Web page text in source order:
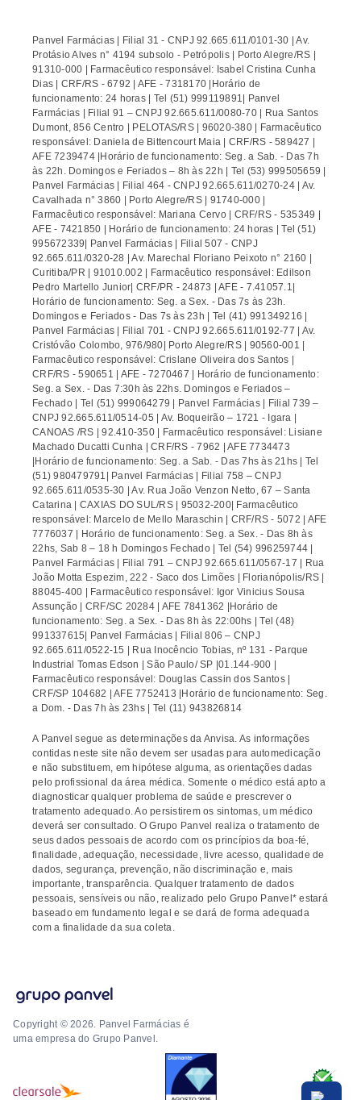
Panvel Farmácias | Filial 31 - CNPJ 92.665.611/0101-30 | Av.
Protásio Alves n° 4194 subsolo - Petrópolis | Porto Alegre/RS |
91310-000 | Farmacêutico responsável: Isabel Cristina Cunha
Dias | CRF/RS - 6792 | AFE - 7318170 |Horário de
funcionamento: 24 horas | Tel (51) 999119891| Panvel
Farmácias | Filial 91 – CNPJ 92.665.611/0080-70 | Rua Santos
Dumont, 856 Centro | PELOTAS/RS | 96020-380 | Farmacêutico
responsável: Daniela de Bittencourt Maia | CRF/RS - 589427 |
AFE 7239474 |Horário de funcionamento: Seg. a Sab. - Das 7h
às 22h. Domingos e Feriados – 8h às 22h | Tel (53) 999505659 |
Panvel Farmácias | Filial 464 - CNPJ 92.665.611/0270-24 | Av.
Cavalhada n° 3860 | Porto Alegre/RS | 91740-000 |
Farmacêutico responsável: Mariana Cervo | CRF/RS - 535349 |
AFE - 7421850 | Horário de funcionamento: 24 horas | Tel (51)
995672339| Panvel Farmácias | Filial 507 - CNPJ
92.665.611/0320-28 | Av. Marechal Floriano Peixoto n° 2160 |
Curitiba/PR | 91010.002 | Farmacêutico responsável: Edilson
Pedro Martello Junior| CRF/PR - 24873 | AFE - 7.41057.1|
Horário de funcionamento: Seg. a Sex. - Das 7s às 23h.
Domingos e Feriados - Das 7s às 23h | Tel (41) 991349216 |
Panvel Farmácias | Filial 701 - CNPJ 92.665.611/0192-77 | Av.
Cristóvão Colombo, 976/980| Porto Alegre/RS | 90560-001 |
Farmacêutico responsável: Crislane Oliveira dos Santos |
CRF/RS - 590651 | AFE - 7270467 | Horário de funcionamento:
Seg. a Sex. - Das 7:30h às 22hs. Domingos e Feriados –
Fechado | Tel (51) 999064279 | Panvel Farmácias | Filial 739 –
CNPJ 92.665.611/0514-05 | Av. Boqueirão – 1721 - Igara |
CANOAS /RS | 92.410-350 | Farmacêutico responsável: Lisiane
Machado Ducatti Cunha | CRF/RS - 7962 | AFE 7734473
|Horário de funcionamento: Seg. a Sab. - Das 7hs às 21hs | Tel
(51) 980479791| Panvel Farmácias | Filial 758 – CNPJ
92.665.611/0535-30 | Av. Rua João Venzon Netto, 67 – Santa
Catarina | CAXIAS DO SUL/RS | 95032-200| Farmacêutico
responsável: Marcelo de Mello Maraschin | CRF/RS - 5072 | AFE
7776037 | Horário de funcionamento: Seg. a Sex. - Das 8h às
22hs, Sab 8 – 18 h Domingos Fechado | Tel (54) 996259744 |
Panvel Farmácias | Filial 791 – CNPJ 92.665.611/0567-17 | Rua
João Motta Espezim, 222 - Saco dos Limões | Florianópolis/RS |
88045-400 | Farmacêutico responsável: Igor Vinicius Sousa
Assunção | CRF/SC 20284 | AFE 7841362 |Horário de
funcionamento: Seg. a Sex. - Das 8h às 22:00hs | Tel (48)
991337615| Panvel Farmácias | Filial 806 – CNPJ
92.665.611/0522-15 | Rua Inocêncio Tobias, nº 131 - Parque
Industrial Tomas Edson | São Paulo/ SP |01.144-900 |
Farmacêutico responsável: Douglas Cassin dos Santos |
CRF/SP 104682 | AFE 7752413 |Horário de funcionamento: Seg.
a Dom. - Das 7h às 23hs | Tel (11) 943826814
A Panvel segue as determinações da Anvisa. As informações
contidas neste site não devem ser usadas para automedicação
e não substituem, em hipótese alguma, as orientações dadas
pelo profissional da área médica. Somente o médico está apto a
diagnosticar qualquer problema de saúde e prescrever o
tratamento adequado. Ao persistirem os sintomas, um médico
deverá ser consultado. O Grupo Panvel realiza o tratamento de
seus dados pessoais de acordo com os princípios da boa-fé,
finalidade, adequação, necessidade, livre acesso, qualidade de
dados, segurança, prevenção, não discriminação e, mais
importante, transparência. Qualquer tratamento de dados
pessoais, sensíveis ou não, realizado pelo Grupo Panvel* estará
baseado em fundamento legal e se dará de forma adequada
com a finalidade da sua coleta.
Copyright © 2026. Panvel Farmácias é
uma empresa do Grupo Panvel.